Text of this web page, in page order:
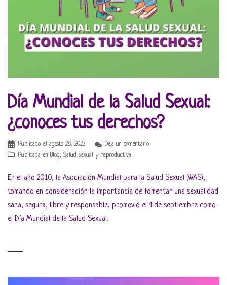
Día Mundial de la Salud Sexual:
¿conoces tus derechos?
Publicado el agosto 28, 2023
Deja un comentario
Publicada en Blog, Salud sexual y reproductiva
En el año 2010, la Asociación Mundial para la Salud Sexual (WAS),
tomando en consideración la importancia de fomentar una sexualidad
sana, segura, libre y responsable, promovió el 4 de septiembre como
el Día Mundial de la Salud Sexual.